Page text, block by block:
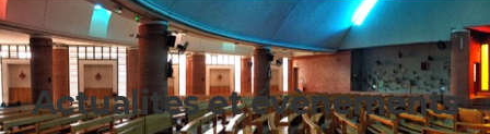
Actualites et évènements